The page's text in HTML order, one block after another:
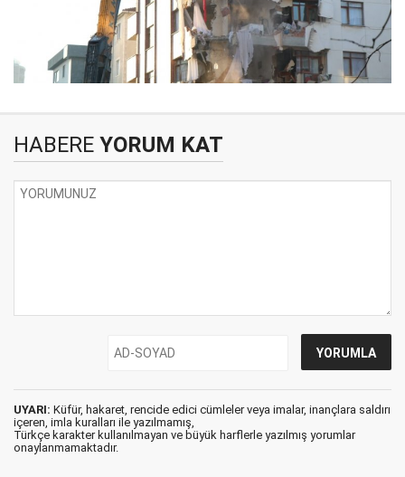
HABERE YORUM KAT
UYARI: Küfür, hakaret, rencide edici cümleler veya imalar, inançlara saldırı
içeren, imla kuralları ile yazılmamış,
Türkçe karakter kullanılmayan ve büyük harflerle yazılmış yorumlar
onaylanmamaktadır.